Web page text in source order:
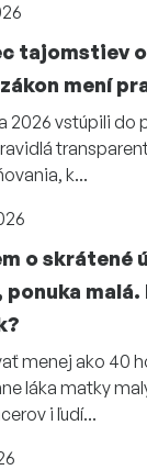
tajomstiev
mení
2026 vstúpili do
k...
o skrátené
ponuka malá.
menej ako 40
láka matky
i ľudí...